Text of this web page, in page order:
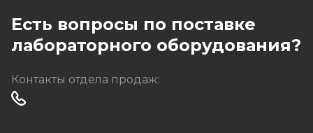
Есть вопросы по поставке
лабораторного оборудования?
Контакты отдела продаж: